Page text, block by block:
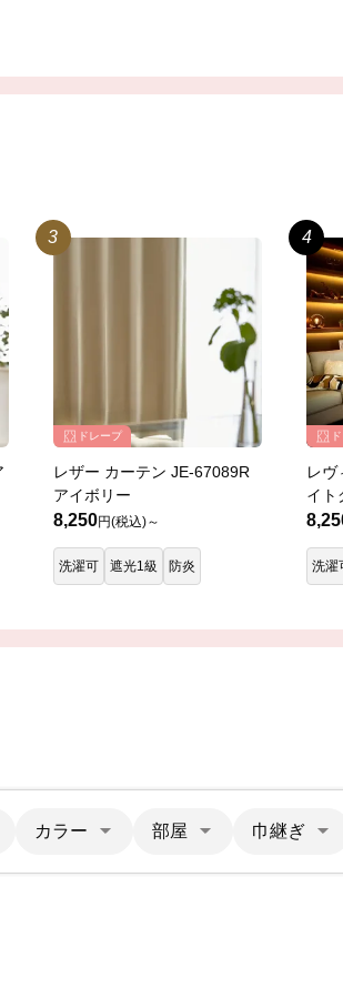
ドレープ
レザー カーテン JE-67089R
アイボリー
8,250円(税込)～
洗濯可 遮光1級 防炎
レヴ
イト
洗濯
カラー 部屋 巾継ぎ